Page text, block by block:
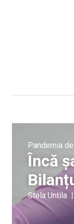
Pandemia
Încă
Stela Untila |